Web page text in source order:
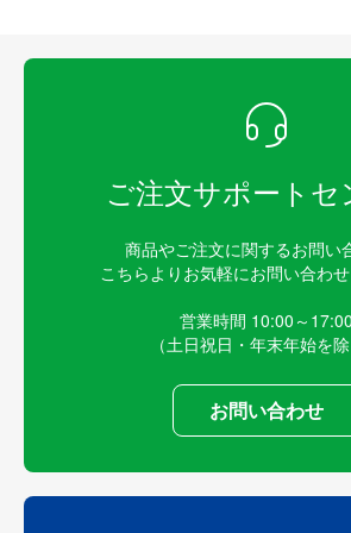
ご注文サポートセ
商品やご注文に関するお問い
こちらよりお気軽にお問い合わせ
営業時間 10:00～17:00
（土日祝日・年末年始を除
お問い合わせ